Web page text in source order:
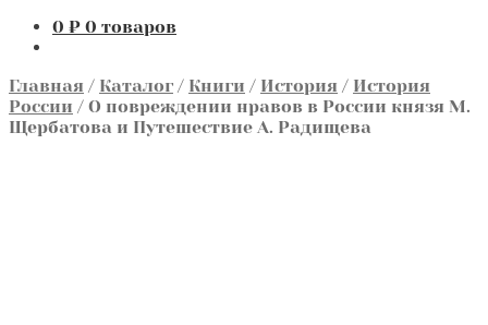
0 ₽ 0 товаров
Главная / Каталог / Книги / История / История
России / О повреждении нравов в России князя М.
Щербатова и Путешествие А. Радищева